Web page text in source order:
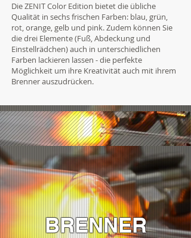
Die ZENIT Color Edition bietet die übliche
Qualität in sechs frischen Farben: blau, grün,
rot, orange, gelb und pink. Zudem können Sie
die drei Elemente (Fuß, Abdeckung und
Einstellrädchen) auch in unterschiedlichen
Farben lackieren lassen - die perfekte
Möglichkeit um ihre Kreativität auch mit ihrem
Brenner auszudrücken.
BRENNER